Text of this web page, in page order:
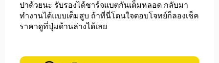
ปาด้วยนะ รับรองได้ชาร์จแบตกันเต็มหลอด กลับมา
ทำงานได้แบบเต็มสูบ ถ้าที่นี่โดนใจตอบโจทย์ก็ลองเช็ค
ราคาดูที่ปุ่มด้านล่างได้เลย